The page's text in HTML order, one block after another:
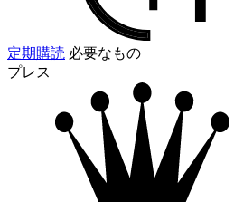
定期購読 必要なもの
プレス